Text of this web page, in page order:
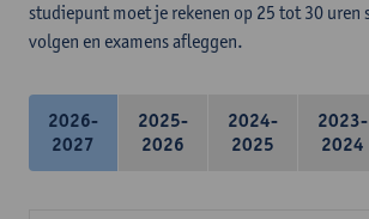
studiepunt moet je rekenen op 25 tot 30 uren
volgen en examens afleggen.
2026-
2027
2025-
2026
2024-
2025
2023-
2024